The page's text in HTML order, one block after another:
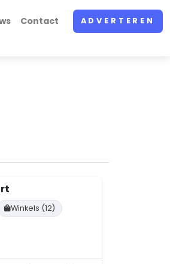
Contact ADVERTEREN
Winkels (12)